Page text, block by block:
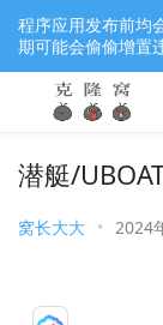
潜艇/
窝长大大 • 2024
程序应用发布前均
期可能会偷偷增置
馈窝长进行处理，